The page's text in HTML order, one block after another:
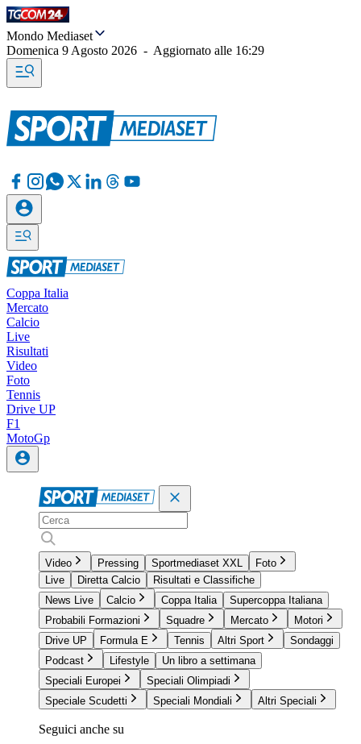
Mondo Mediaset
Domenica 9 Agosto 2026 - Aggiornato alle 16:29
Coppa Italia
Mercato
Calcio
Live
Risultati
Video
Foto
Tennis
Drive UP
F1
MotoGp
Video Pressing Sportmediaset XXL
Foto
Live
Diretta Calcio
Risultati e Classifiche
News Live
Calcio Coppa Italia
Supercoppa Italiana
Probabili Formazioni
Squadre Mercato
Motori
Drive UP
Formula E Tennis Altri Sport
Sondaggi
Podcast
Lifestyle
Un libro a settimana
Speciali Europei
Speciali Olimpiadi
Speciale Scudetti
Speciali Mondiali Altri Speciali
Seguici anche su